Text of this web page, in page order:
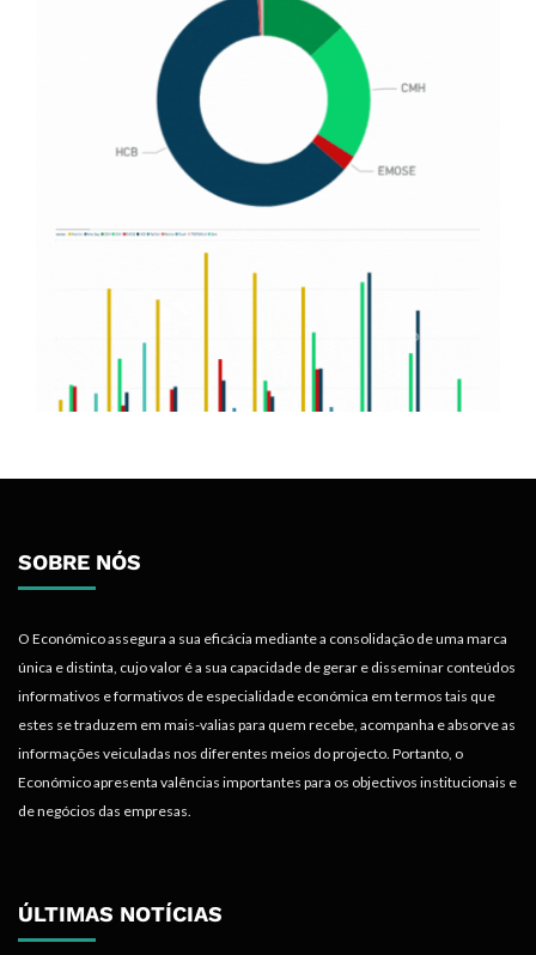
SOBRE NÓS
O Económico assegura a sua eficácia mediante a consolidação de uma marca
única e distinta, cujo valor é a sua capacidade de gerar e disseminar conteúdos
informativos e formativos de especialidade económica em termos tais que
estes se traduzem em mais-valias para quem recebe, acompanha e absorve as
informações veiculadas nos diferentes meios do projecto. Portanto, o
Económico apresenta valências importantes para os objectivos institucionais e
de negócios das empresas.
ÚLTIMAS NOTÍCIAS